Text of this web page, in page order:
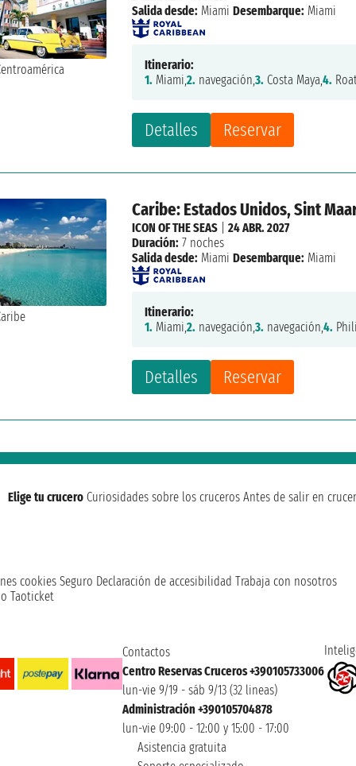
Detalles Reservar
Salida desde: Miami Desembarque: Miami
Itinerario:
1. Miami,2. navegación,3. Costa Maya,4.
Caribe: Estados Unidos, Sint
Detalles Reservar
ICON OF THE SEAS |24 ABR. 2027
Duración: 7 noches
Salida desde: Miami Desembarque: Miami
Itinerario:
1. Miami,2. navegación,3. navegación,4.
Elige tu crucero Curiosidades sobre los cruceros Antes de salir en
cookies Seguro Declaración de accesibilidad Trabaja con nosotros
Taoticket
Contactos
Centro Reservas Cruceros +390105733006
lun-vie 9/19 - sáb 9/13 (32 lineas)
Administración +390105704878
lun-vie 09:00 - 12:00 y 15:00 - 17:00
Asistencia gratuita